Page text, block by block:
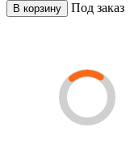
В корзину Под заказ